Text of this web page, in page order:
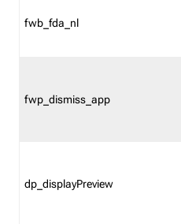
fwb_fda_nl
fwp_dismiss_app
dp_displayPreview